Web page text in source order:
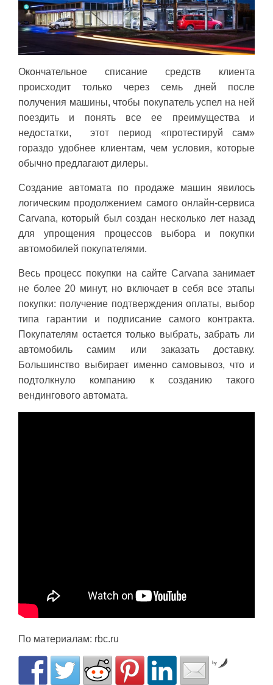
Окончательное списание средств клиента
происходит только через семь дней после
получения машины, чтобы покупатель успел на ней
поездить и понять все ее преимущества и
недостатки, этот период «протестируй сам»
гораздо удобнее клиентам, чем условия, которые
обычно предлагают дилеры.
Создание автомата по продаже машин явилось
логическим продолжением самого онлайн-сервиса
Carvana, который был создан несколько лет назад
для упрощения процессов выбора и покупки
автомобилей покупателями.
Весь процесс покупки на сайте Carvana занимает
не более 20 минут, но включает в себя все этапы
покупки: получение подтверждения оплаты, выбор
типа гарантии и подписание самого контракта.
Покупателям остается только выбрать, забрать ли
автомобиль самим или заказать доставку.
Большинство выбирает именно самовывоз, что и
подтолкнуло компанию к созданию такого
вендингового автомата.
По материалам: rbc.ru
by